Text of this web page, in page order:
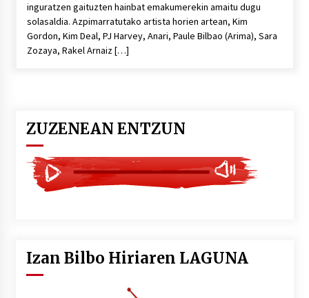
inguratzen gaituzten hainbat emakumerekin amaitu dugu
solasaldia. Azpimarratutako artista horien artean, Kim
Gordon, Kim Deal, PJ Harvey, Anari, Paule Bilbao (Arima), Sara
Zozaya, Rakel Arnaiz […]
ZUZENEAN ENTZUN
Izan Bilbo Hiriaren LAGUNA